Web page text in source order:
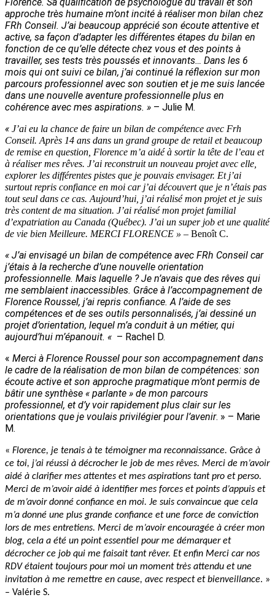
approche très humaine m’ont incité à réaliser mon bilan chez
FRh Conseil. J’ai beaucoup apprécié son écoute attentive et
active, sa façon d’adapter les différentes étapes du bilan en
fonction de ce qu’elle détecte chez vous et des points à
travailler, ses tests très poussés et innovants… Dans les 6
mois qui ont suivi ce bilan, j’ai continué la réflexion sur mon
parcours professionnel avec son soutien et je me suis lancée
dans une nouvelle aventure professionnelle plus en
cohérence avec mes aspirations. » – Julie M.
« J’ai eu la chance de faire un bilan de compétence avec Frh
Conseil. Après 14 ans dans un grand groupe de retail et beaucoup
de remise en question, Florence m’a aidé à sortir la tête de l’eau et
à réaliser mes rêves. J’ai reconstruit un nouveau projet avec elle,
explorer les différentes pistes que je pouvais envisager. Et j’ai
surtout repris confiance en moi car j’ai découvert que je n’étais pas
tout seul dans ce cas. Aujourd’hui, j’ai réalisé mon projet et je suis
très content de ma situation. J’ai réalisé mon projet familial
d’expatriation au Canada (Québec). J’ai un super job et une qualité
de vie bien Meilleure. MERCI FLORENCE » – Benoît C.
« J’ai envisagé un bilan de compétence avec FRh Conseil car
j’étais à la recherche d’une nouvelle orientation
professionnelle. Mais laquelle ? Je n’avais que des rêves qui
me semblaient inaccessibles. Grâce à l’accompagnement de
Florence Roussel, j’ai repris confiance. A l’aide de ses
compétences et de ses outils personnalisés, j’ai dessiné un
projet d’orientation, lequel m’a conduit à un métier, qui
aujourd’hui m’épanouit. « – Rachel D.
« Merci à Florence Roussel pour son accompagnement dans
le cadre de la réalisation de mon bilan de compétences: son
écoute active et son approche pragmatique m’ont permis de
bâtir une synthèse « parlante » de mon parcours
professionnel, et d’y voir rapidement plus clair sur les
orientations que je voulais privilégier pour l’avenir. » – Marie
M.
« Florence, je tenais à te témoigner ma reconnaissance. Grâce à
ce toi, j’ai réussi à décrocher le job de mes rêves. Merci de m’avoir
aidé à clarifier mes attentes et mes aspirations tant pro et perso.
Merci de m’avoir aidé à identifier mes forces et points d’appuis et
de m’avoir donné confiance en moi. Je suis convaincue que cela
m’a donné une plus grande confiance et une force de conviction
lors de mes entretiens. Merci de m’avoir encouragée à créer mon
blog, cela a été un point essentiel pour me démarquer et
décrocher ce job qui me faisait tant rêver. Et enfin Merci car nos
RDV étaient toujours pour moi un moment très attendu et une
invitation à me remettre en cause, avec respect et bienveillance. »
– Valérie S.